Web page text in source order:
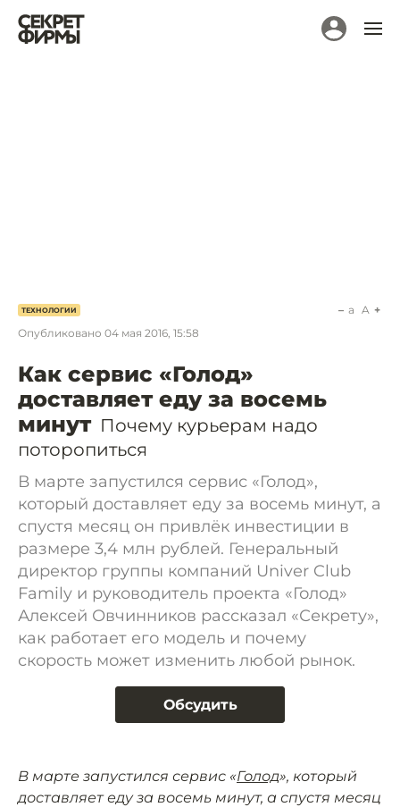
ТЕХНОЛОГИИ
Опубликовано 04 мая 2016, 15:58
a A
Как сервис «Голод»
доставляет еду за восемь
минут Почему курьерам надо
поторопиться
В марте запустился сервис «Голод»,
который доставляет еду за восемь минут, а
спустя месяц он привлёк инвестиции в
размере 3,4 млн рублей. Генеральный
директор группы компаний Univer Club
Family и руководитель проекта «Голод»
Алексей Овчинников рассказал «Секрету»,
как работает его модель и почему
скорость может изменить любой рынок.
Обсудить
В марте запустился сервис «Голод», который
доставляет еду за восемь минут, а спустя месяц